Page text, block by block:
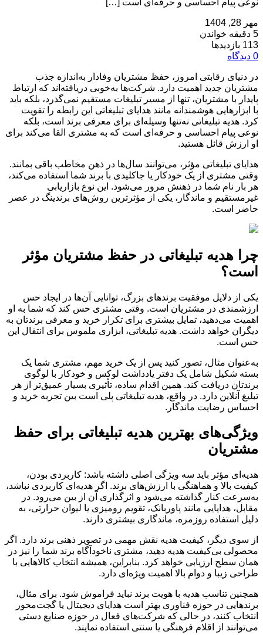
نوعی پیام احساسی و حرفه‌ای است […]
مهر 28, 1404
5 دقیقه خواندن
113 بازدیدها
0 دیدگاه
در دنیای رقابتی امروز، حفظ مشتریان وفادار به‌اندازه جذب
مشتریان جدید اهمیت دارد. شرکت‌ها به‌خوبی دریافته‌اند که ارتباط
پایدار با مشتریان، تنها از مسیر تبلیغات مستقیم نمی‌گذرد، بلکه باید
با ابزارهایی هوشمندانه مانند هدایای تبلیغاتی این رابطه را تقویت
کرد. هدیه تبلیغاتی نه‌تنها وسیله‌ای برای معرفی برند است، بلکه
نوعی پیام احساسی و حرفه‌ای است که به مشتری القا می‌کند برای
او ارزش قائل هستید.
هدایای تبلیغاتی مؤثر، می‌توانند سال‌ها در ذهن مخاطب باقی بمانند.
وقتی مشتری از یک خودکار یا جاکلیدی با برند شما استفاده می‌کند،
هر بار نام شما در ذهنش مرور می‌شود. این نوع بازاریابی
غیرمستقیم و ماندگار، یکی از مؤثرترین روش‌های برندینگ در عصر
حاضر است.
چرا هدیه تبلیغاتی در حفظ مشتریان مؤثر
است؟
یکی از دلایل موفقیت برندهای بزرگ، توانایی آن‌ها در ایجاد حس
ارزشمندی در مشتریان است. وقتی مشتری حس کند که شما به او
اهمیت می‌دهید، تمایل بیشتری برای تکرار خرید و معرفی برندتان به
دیگران خواهد داشت. هدیه تبلیغاتی، ابزاری ملموس برای انتقال این
حس است.
به‌عنوان مثال، تصور کنید پس از یک خرید مهم، مشتری شما یک
بسته شکیل شامل یک دفتر یادداشت لوکس و خودکار با لوگوی
برندتان دریافت کند. همین اقدام ساده، تأثیری بسیار عمیق‌تر از هر
تبلیغ آنلاین دارد. در واقع، هدیه تبلیغاتی پلی است بین تجربه خرید و
احساس رضایت ماندگار.
ویژگی‌های بهترین هدیه تبلیغاتی برای حفظ
مشتریان
هدیه‌ای مؤثر باید سه ویژگی اصلی داشته باشد: کاربردی بودن،
کیفیت بالا و هماهنگی با ارزش‌های برند. اگر هدیه‌ای کاربردی نباشد،
به‌سرعت کنار گذاشته می‌شود و اثرگذاری آن از بین می‌رود. در
مقابل، هدایایی مانند پاوربانک، تقویم رومیزی یا لیوان حرارتی، به
دلیل استفاده روزمره، ماندگاری بیشتری دارند.
از سوی دیگر، کیفیت هدیه نقش مهمی در تصویر ذهنی برند دارد. اگر
محصولی بی‌کیفیت هدیه دهید، مشتری ناخودآگاه برند شما را نیز در
همان سطح ارزیابی خواهد کرد. بنابراین، همیشه انتخاب کالاهایی با
طراحی زیبا و دوام بالا اهمیت ویژه‌ای دارد.
همچنین تناسب هدیه با هویت برند نباید فراموش شود. برای مثال،
برندهایی در حوزه فناوری بهتر است هدایای دیجیتال یا گجت‌محور
انتخاب کنند، در حالی که شرکت‌های فعال در حوزه صنایع دستی
می‌توانند از اقلام فرهنگی یا سنتی استفاده نمایند.